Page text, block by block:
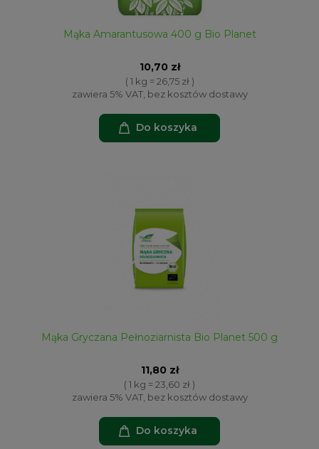
Mąka Amarantusowa 400 g Bio Planet
10,70 zł
( 1 kg = 26,75 zł )
zawiera 5% VAT, bez kosztów dostawy
Do koszyka
Mąka Gryczana Pełnoziarnista Bio Planet 500 g
11,80 zł
( 1 kg = 23,60 zł )
zawiera 5% VAT, bez kosztów dostawy
Do koszyka